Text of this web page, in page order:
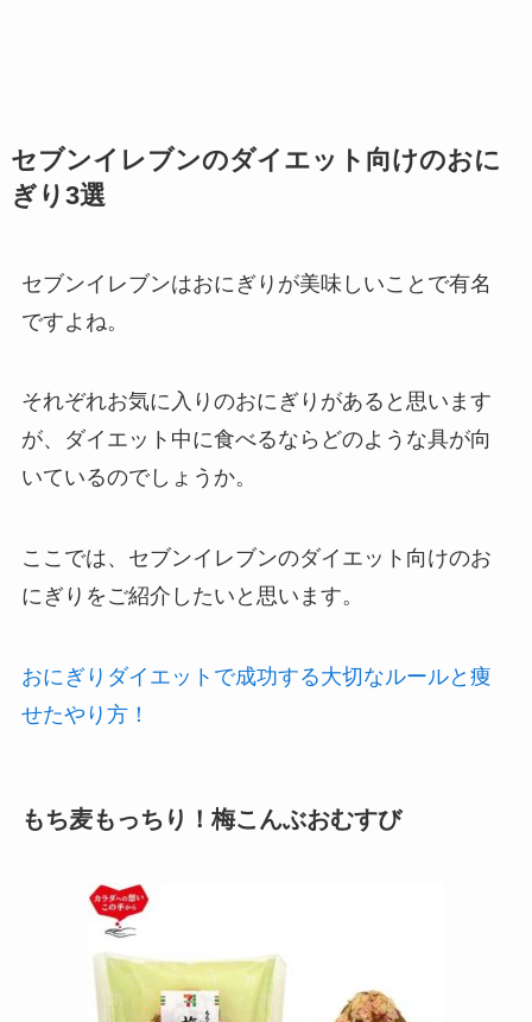
セブンイレブンのダイエット向けのおに
ぎり3選
セブンイレブンはおにぎりが美味しいことで有名
ですよね。
それぞれお気に入りのおにぎりがあると思います
が、ダイエット中に食べるならどのような具が向
いているのでしょうか。
ここでは、セブンイレブンのダイエット向けのお
にぎりをご紹介したいと思います。
おにぎりダイエットで成功する大切なルールと痩
せたやり方！
もち麦もっちり！梅こんぶおむすび